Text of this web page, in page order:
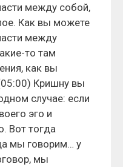
между собой,
Как вы можете
между
то там
как вы
Кришну вы
случае: если
эго и
Вот тогда
мы говорим… у
мы